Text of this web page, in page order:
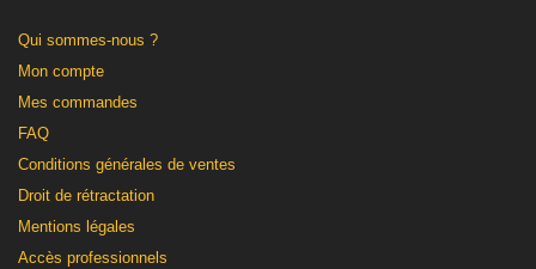
Qui sommes-nous ?
Mon compte
Mes commandes
FAQ
Conditions générales de ventes
Droit de rétractation
Mentions légales
Accès professionnels